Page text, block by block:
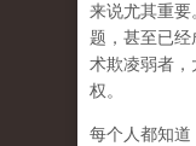
来说尤其重
题，甚至已
术欺凌弱者，
权。
每个人都知